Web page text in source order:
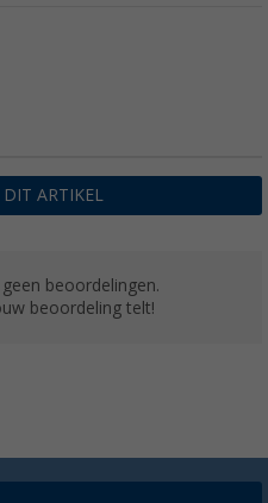
DIT ARTIKEL
beoordelingen.
beoordeling telt!